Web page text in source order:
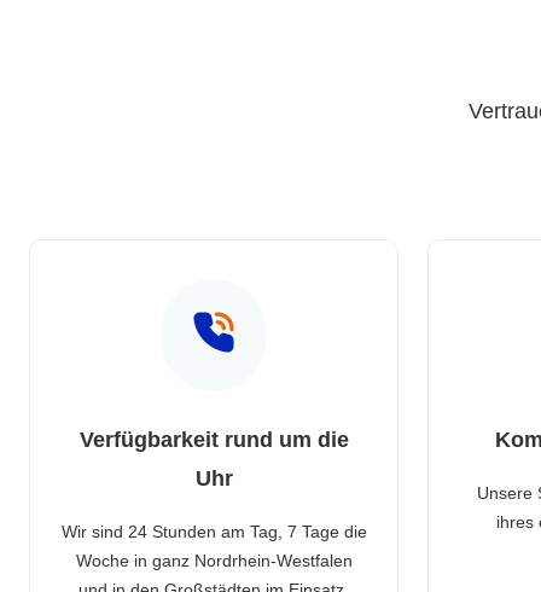
Verfügbarkeit rund um die
Uhr
Wir sind 24 Stunden am Tag, 7 Tage die
Woche in ganz Nordrhein-Westfalen
Unsere
ihres